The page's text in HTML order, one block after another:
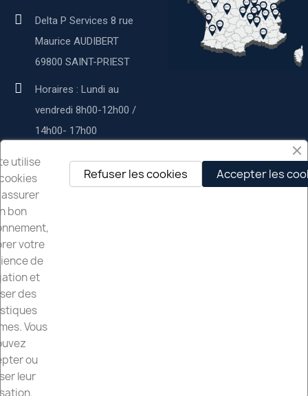
Delta P Services 8 rue
Maurice AUDIBERT
69800 SAINT-PRIEST
Horaires : Lundi au
vendredi 8h00-12h00 /
14h00- 17h00
Service commercial :
contact@deltapservices.fr
utilise
bon
votre
de
et
des
Vous
ou
leur
Accepter les
Refuser les cookies